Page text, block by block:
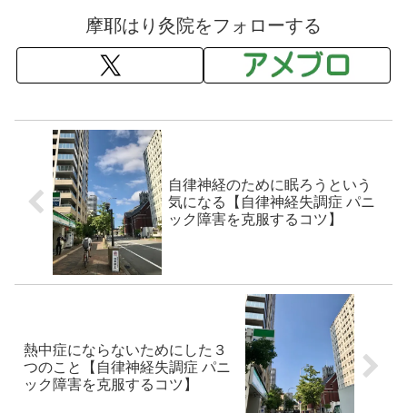
摩耶はり灸院をフォローする
自律神経のために眠ろうという
気になる【自律神経失調症 パニ
ック障害を克服するコツ】
熱中症にならないためにした３
つのこと【自律神経失調症 パニ
ック障害を克服するコツ】